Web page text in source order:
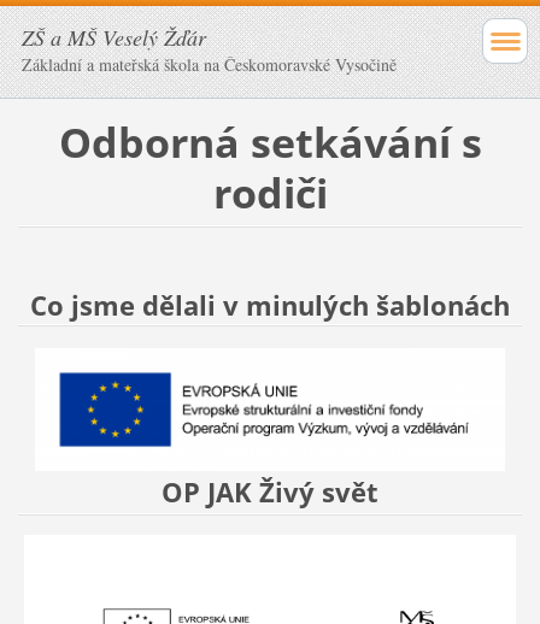
ZŠ a MŠ Veselý Žďár
Základní a mateřská škola na Českomoravské Vysočině
Odborná setkávání s
rodiči
Co jsme dělali v minulých šablonách
OP JAK Živý svět